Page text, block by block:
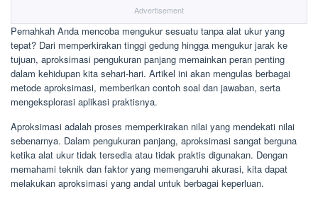
Advertisement
Pernahkah Anda mencoba mengukur sesuatu tanpa alat ukur yang
tepat? Dari memperkirakan tinggi gedung hingga mengukur jarak ke
tujuan, aproksimasi pengukuran panjang memainkan peran penting
dalam kehidupan kita sehari-hari. Artikel ini akan mengulas berbagai
metode aproksimasi, memberikan contoh soal dan jawaban, serta
mengeksplorasi aplikasi praktisnya.
Aproksimasi adalah proses memperkirakan nilai yang mendekati nilai
sebenarnya. Dalam pengukuran panjang, aproksimasi sangat berguna
ketika alat ukur tidak tersedia atau tidak praktis digunakan. Dengan
memahami teknik dan faktor yang memengaruhi akurasi, kita dapat
melakukan aproksimasi yang andal untuk berbagai keperluan.